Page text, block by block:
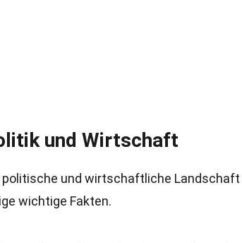
und Wirtschaft
politische und wirtschaftliche
wichtige Fakten.